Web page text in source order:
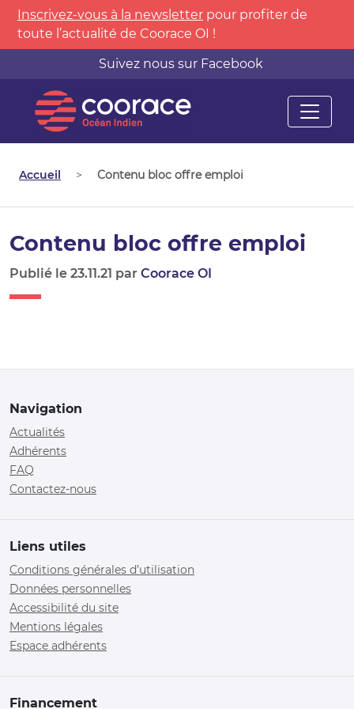
Inscrivez-vous à la newsletter pour profiter de
toute l’actualité de Coorace OI !
Suivez nous sur Facebook
Accueil > Contenu bloc offre emploi
Contenu bloc offre emploi
Publié le 23.11.21 par Coorace OI
Navigation
Actualités
Adhérents
FAQ
Contactez-nous
Liens utiles
Conditions générales d’utilisation
Données personnelles
Accessibilité du site
Mentions légales
Espace adhérents
Financement